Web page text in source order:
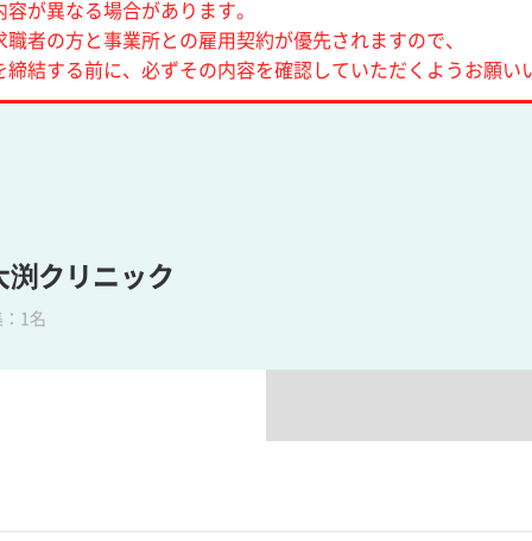
が異なる場合があります。
者の方と事業所との雇用契約が優先されますので、
結する前に、必ずその内容を確認していただくようお願い
クリニック
1名